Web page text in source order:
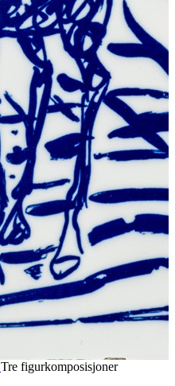
Tre figurkomposisjoner